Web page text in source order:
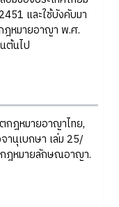
และใช้บังคับมา
ฎหมายอาญา พ.ศ.
ต้นไป
ฎหมายอาญาไทย,
านุเบกษา เล่ม 25/
ฎหมายลักษณอาญา.